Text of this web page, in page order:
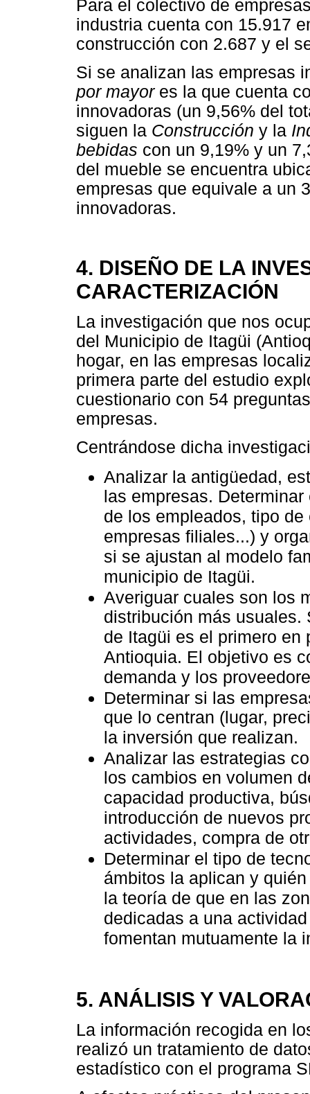
Para el colectivo de
industria cuenta con 15.917
construcción con 2.687 y el
Si se analizan las empresas
por mayores la que cuenta
innovadoras (un 9,56% del
siguen la Construcción y la
bebidas con un 9,19% y un
del mueble se encuentra
empresas que equivale a un
innovadoras.
4. DISEÑO DE LA
CARACTERIZACIÓN
La investigación que nos
del Municipio de Itagüi
hogar, en las empresas
primera parte del estudio
cuestionario con 54
empresas.
Centrándose dicha
Analizar la antigüedad,
las empresas.
de los empleados, tipo
empresas filiales...) y
si se ajustan al modelo
municipio de Itagüi.
Averiguar cuales son los
distribución más
de Itagüi es el primero en
Antioquia. El objetivo es
demanda y los
Determinar si las
que lo centran (lugar,
la inversión que realizan.
Analizar las estrategias
los cambios en volumen
capacidad productiva,
introducción de nuevos
actividades, compra de
Determinar el tipo de
ámbitos la aplican y
la teoría de que en las
dedicadas a una
fomentan mutuamente la
5. ANÁLISIS Y
La información recogida en
realizó un tratamiento de
estadístico con el programa